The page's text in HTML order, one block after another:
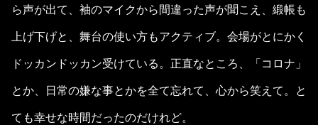
ら声が出て、袖のマイクから間違った声が聞こえ、緞帳も
上げ下げと、舞台の使い方もアクティブ。会場がとにかく
ドッカンドッカン受けている。正直なところ、「コロナ」
とか、日常の嫌な事とかを全て忘れて、心から笑えて。と
ても幸せな時間だったのだけれど。